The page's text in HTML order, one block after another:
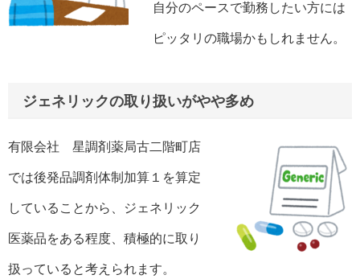
自分のペースで勤務したい方には
ピッタリの職場かもしれません。
ジェネリックの取り扱いがやや多め
有限会社 星調剤薬局古二階町店
では後発品調剤体制加算１を算定
していることから、ジェネリック
医薬品をある程度、積極的に取り
扱っていると考えられます。